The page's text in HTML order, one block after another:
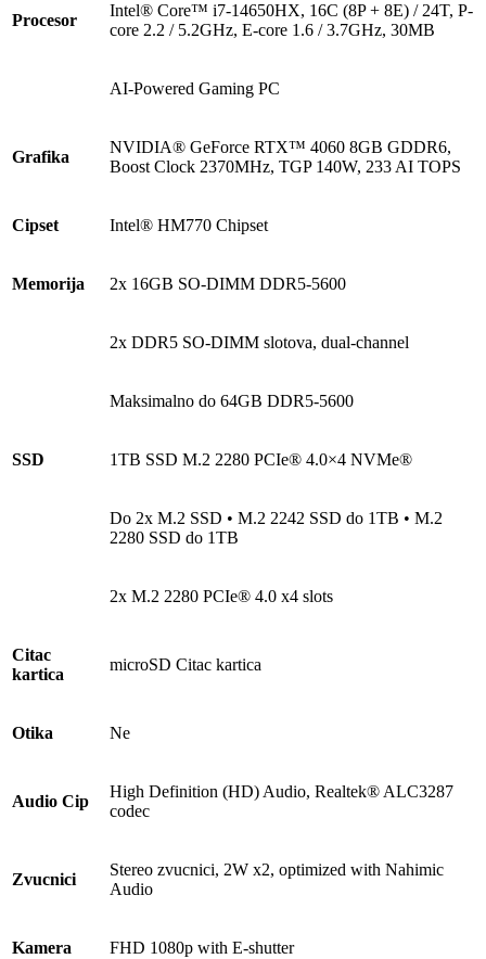
Procesor
Intel® Core™ i7-14650HX, 16C (8P + 8E) / 24T, P-
core 2.2 / 5.2GHz, E-core 1.6 / 3.7GHz, 30MB
AI-Powered Gaming PC
Grafika
NVIDIA® GeForce RTX™ 4060 8GB GDDR6,
Boost Clock 2370MHz, TGP 140W, 233 AI TOPS
Cipset Intel® HM770 Chipset
Memorija 2x 16GB SO-DIMM DDR5-5600
2x DDR5 SO-DIMM slotova, dual-channel
Maksimalno do 64GB DDR5-5600
SSD 1TB SSD M.2 2280 PCIe® 4.0×4 NVMe®
Do 2x M.2 SSD • M.2 2242 SSD do 1TB • M.2
2280 SSD do 1TB
2x M.2 2280 PCIe® 4.0 x4 slots
Citac
kartica
microSD Citac kartica
Otika Ne
Audio Cip
High Definition (HD) Audio, Realtek® ALC3287
codec
Zvucnici
Stereo zvucnici, 2W x2, optimized with Nahimic
Audio
Kamera FHD 1080p with E-shutter